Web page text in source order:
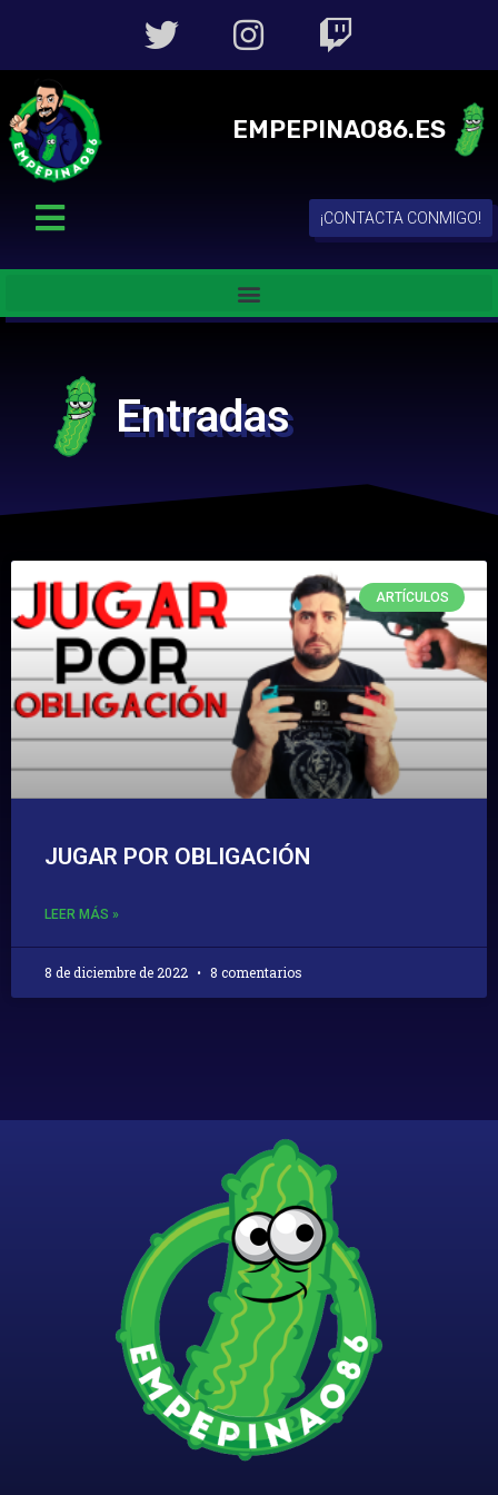
EMPEPINAO86.ES
¡CONTACTA CONMIGO!
Entradas
ARTÍCULOS
JUGAR POR OBLIGACIÓN
LEER MÁS »
8 de diciembre de 2022 8 comentarios